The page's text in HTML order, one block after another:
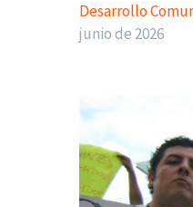
Desarrollo
junio de 2026